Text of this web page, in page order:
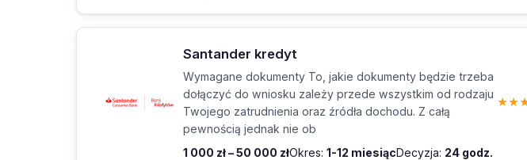
Santander kredyt
Wymagane dokumenty To, jakie dokumenty będzie trzeba
dołączyć do wniosku zależy przede wszystkim od rodzaju
Twojego zatrudnienia oraz źródła dochodu. Z całą
pewnością jednak nie ob
1 000 zł – 50 000 złOkres: 1-12 miesiącDecyzja: 24 godz.
★★